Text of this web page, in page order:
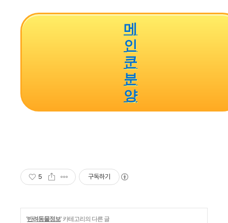
메
인
쿤
분
양
5 구독하기
'반려동물정보' 카테고리의 다른 글